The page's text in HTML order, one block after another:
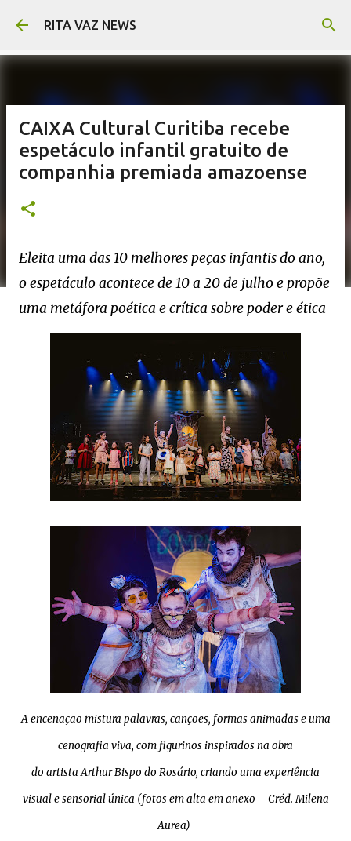
Pular para o conteúdo principal
RITA VAZ NEWS
CAIXA Cultural Curitiba recebe
espetáculo infantil gratuito de
companhia premiada amazoense
Eleita uma das 10 melhores peças infantis do ano,
o espetáculo acontece de 10 a 20 de julho e propõe
uma metáfora poética e crítica sobre poder e ética
A encenação mistura palavras, canções, formas animadas e uma
cenografia viva, com figurinos inspirados na obra
do artista Arthur Bispo do Rosário, criando uma experiência
visual e sensorial única (fotos em alta em anexo – Créd. Milena
Aurea)